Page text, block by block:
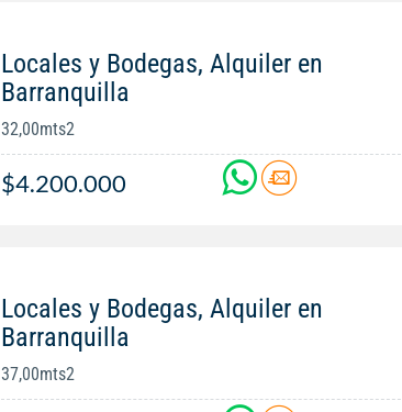
Locales y Bodegas, Alquiler en
Barranquilla
32,00mts2
$4.200.000
Locales y Bodegas, Alquiler en
Barranquilla
37,00mts2